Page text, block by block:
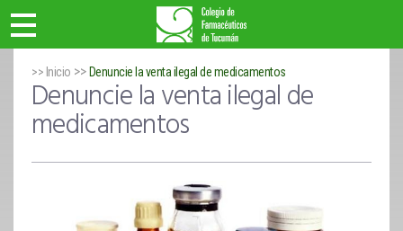
>> Inicio >> Denuncie la venta ilegal de medicamentos
Denuncie la venta ilegal de
medicamentos